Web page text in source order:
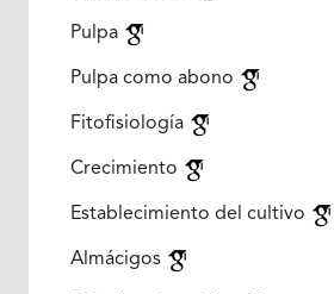
Pulpa
Pulpa como abono
Fitofisiología
Crecimiento
Establecimiento del cultivo
Almácigos